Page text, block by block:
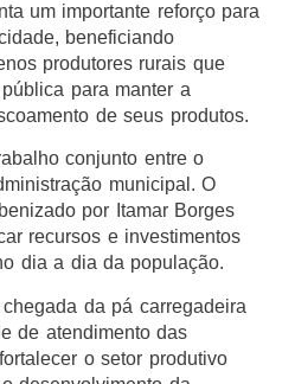
um importante reforço para
beneficiando
produtores rurais que
para manter a
de seus produtos.
conjunto entre o
municipal. O
por Itamar Borges
recursos e investimentos
dia a dia da população.
da pá carregadeira
de atendimento das
o setor produtivo